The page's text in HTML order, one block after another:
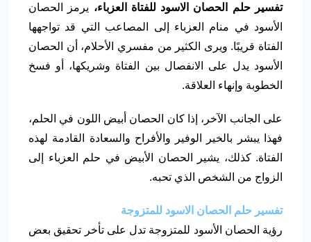
تفسير حلم الحصان الاسود للفتاة العزباء، يرمز الحصان
الأسود في منام العزباء إلى المصاعب التي قد تواجهها
الفتاة قريبًا. ويرى الكثير من مفسري الأحلام، أن الحصان
الأسود يدل على الانفصال بين الفتاة وشريكها، أو فسخ
الخطوبة وإنهاء العلاقة.
على الجانب الآخر، إذا كان الحصان أبيض اللون في الحلم،
فهذا يبشر بالخير الوفير والأفراح والسعادة القادمة لهذه
الفتاة. كذلك، يشير الحصان الأبيض في حلم العزباء إلى
الزواج من الشخص الذي تحبه.
تفسير حلم الحصان الاسود للمتزوجة
رؤية الحصان الأسود للمتزوجة تدل على تأخر تحقيق بعض